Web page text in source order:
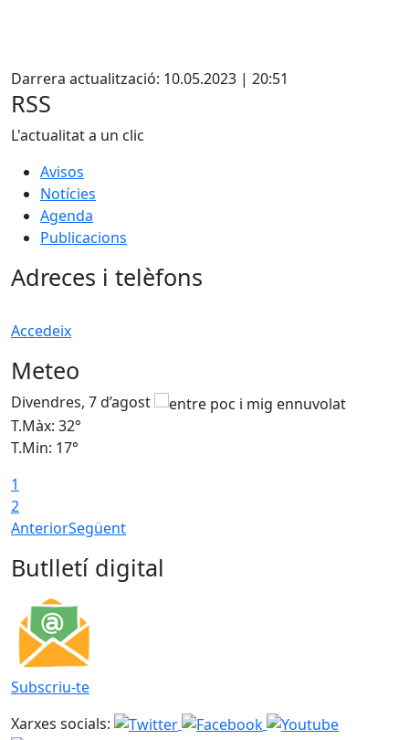
Darrera actualització: 10.05.2023 | 20:51
RSS
L'actualitat a un clic
Avisos
Notícies
Agenda
Publicacions
Adreces i telèfons
Accedeix
Meteo
Divendres, 7 d’agost
T.Màx: 32°
T.Min: 17°
1
2
AnteriorSegüent
Butlletí digital
Subscriu-te
Xarxes socials: